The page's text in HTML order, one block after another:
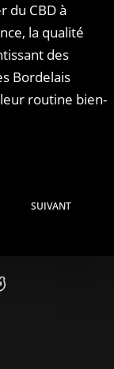
du CBD à
la qualité
des
Bordelais
routine bien-
SUIVANT